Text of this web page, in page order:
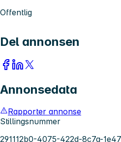
Offentlig
Del annonsen
Annonsedata
Rapporter annonse
Stillingsnummer
291112b0-4075-422d-8c7a-